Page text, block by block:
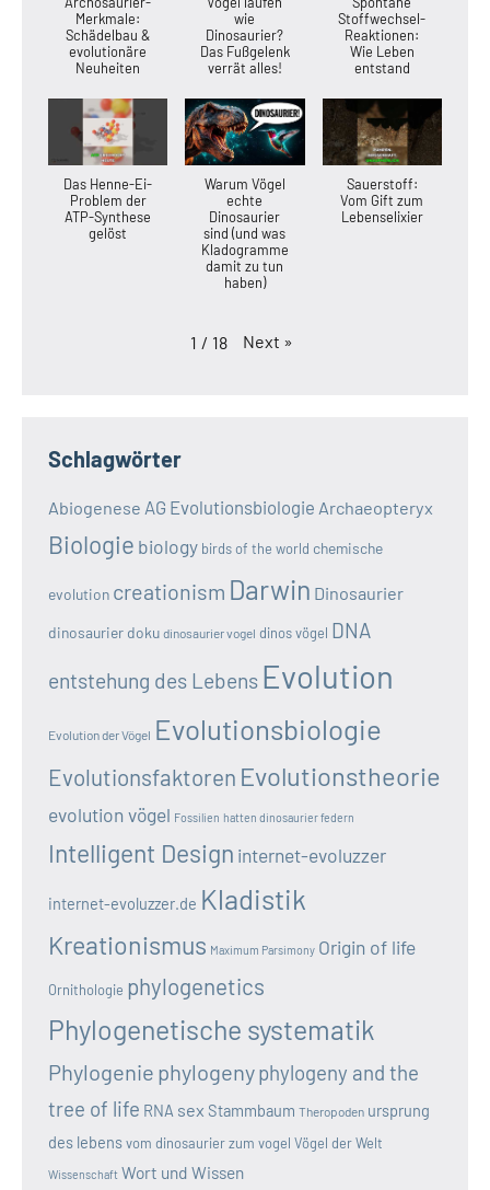
Merkmale:
Schädelbau &
evolutionäre
Neuheiten
wie
Dinosaurier?
Das Fußgelenk
verrät alles!
Stoffwechsel-
Reaktionen:
Wie Leben
entstand
Das Henne-Ei-
Problem der
ATP-Synthese
gelöst
Warum Vögel
echte
Dinosaurier
sind (und was
Kladogramme
damit zu tun
haben)
Sauerstoff:
Vom Gift zum
Lebenselixier
1 / 18 Next »
Schlagwörter
Abiogenese AG Evolutionsbiologie Archaeopteryx
Biologie biology birds of the world chemische
evolution creationism Darwin Dinosaurier
dinosaurier doku dinosaurier vogel dinos vögel DNA
entstehung des Lebens Evolution
Evolution der Vögel Evolutionsbiologie
Evolutionsfaktoren Evolutionstheorie
evolution vögel Fossilien hatten dinosaurier federn
Intelligent Design internet-evoluzzer
internet-evoluzzer.de Kladistik
Kreationismus Maximum Parsimony Origin of life
Ornithologie phylogenetics
Phylogenetische systematik
Phylogenie phylogenyphylogeny and the
tree of life RNA sex Stammbaum Theropoden ursprung
des lebensvom dinosaurier zum vogel Vögel der Welt
Wissenschaft Wort und Wissen